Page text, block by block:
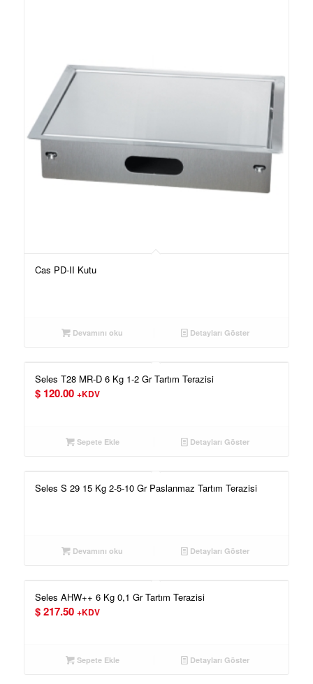
Cas PD-II Kutu
Devamını oku Detayları Göster
Seles T28 MR-D 6 Kg 1-2 Gr Tartım Terazisi
$120.00 +KDV
Sepete Ekle Detayları Göster
Seles S 29 15 Kg 2-5-10 Gr Paslanmaz Tartım Terazisi
Devamını oku Detayları Göster
Seles AHW++ 6 Kg 0,1 Gr Tartım Terazisi
$217.50 +KDV
Sepete Ekle Detayları Göster